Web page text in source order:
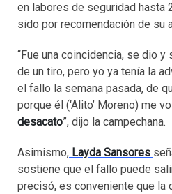
en labores de seguridad hasta
sido por recomendación de su
“Fue una coincidencia, se dio
de un tiro, pero yo ya tenía la
el fallo la semana pasada, de
porque él (‘Alito’ Moreno) me
desacato”, dijo la campechana.
Asimismo, Layda Sansores
sostiene que el fallo puede
precisó, es conveniente que la